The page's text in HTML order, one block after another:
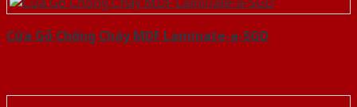
Cửa Gỗ Chống Cháy MDF Laminate-a-SGD